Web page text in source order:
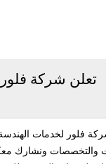
تعلن شركة
فلور لخدمات
والتخصصات ونشارك